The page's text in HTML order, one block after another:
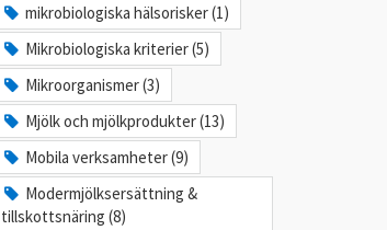
mikrobiologiska hälsorisker (1)
Mikrobiologiska kriterier (5)
Mikroorganismer (3)
Mjölk och mjölkprodukter (13)
Mobila verksamheter (9)
Modermjölksersättning &
tillskottsnäring (8)